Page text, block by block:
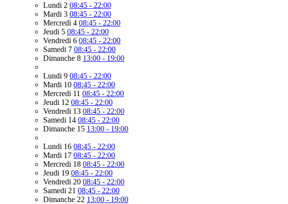
Lundi 2 08:45 - 22:00
Mardi 3 08:45 - 22:00
Mercredi 4 08:45 - 22:00
Jeudi 5 08:45 - 22:00
Vendredi 6 08:45 - 22:00
Samedi 7 08:45 - 22:00
Dimanche 8 13:00 - 19:00
Lundi 9 08:45 - 22:00
Mardi 10 08:45 - 22:00
Mercredi 11 08:45 - 22:00
Jeudi 12 08:45 - 22:00
Vendredi 13 08:45 - 22:00
Samedi 14 08:45 - 22:00
Dimanche 15 13:00 - 19:00
Lundi 16 08:45 - 22:00
Mardi 17 08:45 - 22:00
Mercredi 18 08:45 - 22:00
Jeudi 19 08:45 - 22:00
Vendredi 20 08:45 - 22:00
Samedi 21 08:45 - 22:00
Dimanche 22 13:00 - 19:00